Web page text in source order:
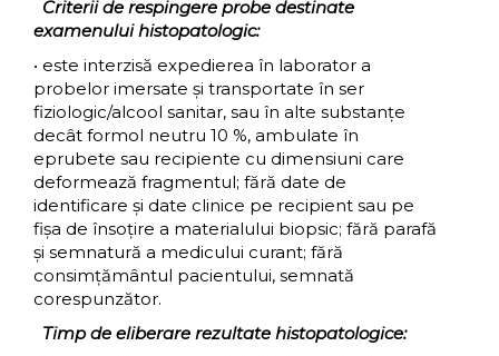
Criterii de respingere probe destinate
examenului histopatologic:
• este interzisă expedierea în laborator a
probelor imersate și transportate în ser
fiziologic/alcool sanitar, sau în alte substanțe
decât formol neutru 10 %, ambulate în
eprubete sau recipiente cu dimensiuni care
deformează fragmentul; fără date de
identificare și date clinice pe recipient sau pe
fişa de însoţire a materialului biopsic; fără parafă
și semnatură a medicului curant; fără
consimţământul pacientului, semnată
corespunzător.
Timp de eliberare rezultate histopatologice: